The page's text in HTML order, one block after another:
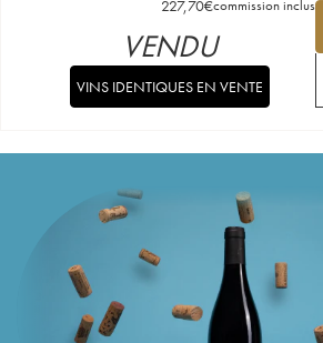
227,70€commission incluse
VENDU
VINS IDENTIQUES EN VENTE